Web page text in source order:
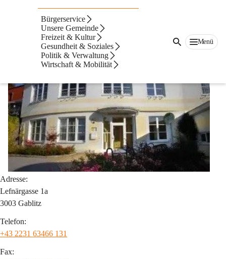
Bürgerservice
Unsere Gemeinde
Freizeit & Kultur
Gesundheit & Soziales
Politik & Verwaltung
Wirtschaft & Mobilität
Menü
Vereinstreff
Adresse:
Lefnärgasse 1a
3003 Gablitz
Telefon:
+43 2231 63466 131
Fax: